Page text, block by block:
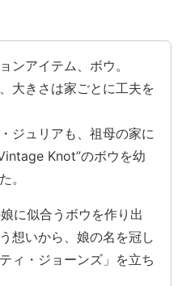
ンアイテム、ボウ。
大きさは家ごとに工夫を
ジュリアも、祖母の家に
Knot”のボウを幼
。
に似合うボウを作り出
想いから、娘の名を冠し
ィ・ジョーンズ」を立ち